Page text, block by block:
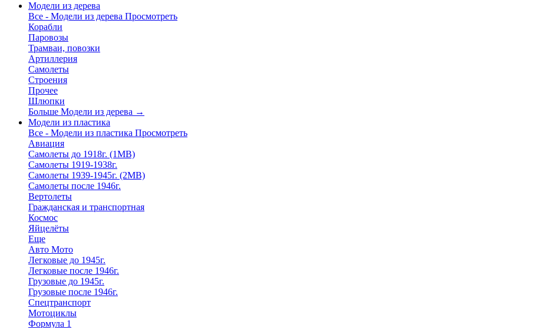
Модели из дерева
Все - Модели из дерева Просмотреть
Корабли
Паровозы
Трамваи, повозки
Артиллерия
Самолеты
Строения
Прочее
Шлюпки
Больше Модели из дерева →
Модели из пластика
Все - Модели из пластика Просмотреть
Авиация
Самолеты до 1918г. (1МВ)
Самолеты 1919-1938г.
Самолеты 1939-1945г. (2МВ)
Самолеты после 1946г.
Вертолеты
Гражданская и транспортная
Космос
Яйцелёты
Еще
Авто Мото
Легковые до 1945г.
Легковые после 1946г.
Грузовые до 1945г.
Грузовые после 1946г.
Спецтранспорт
Мотоциклы
Формула 1